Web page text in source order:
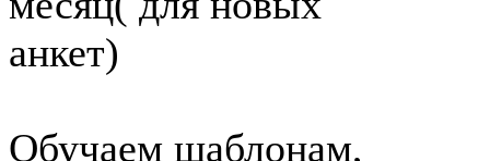
анкет)
Обучаем шаблонам,